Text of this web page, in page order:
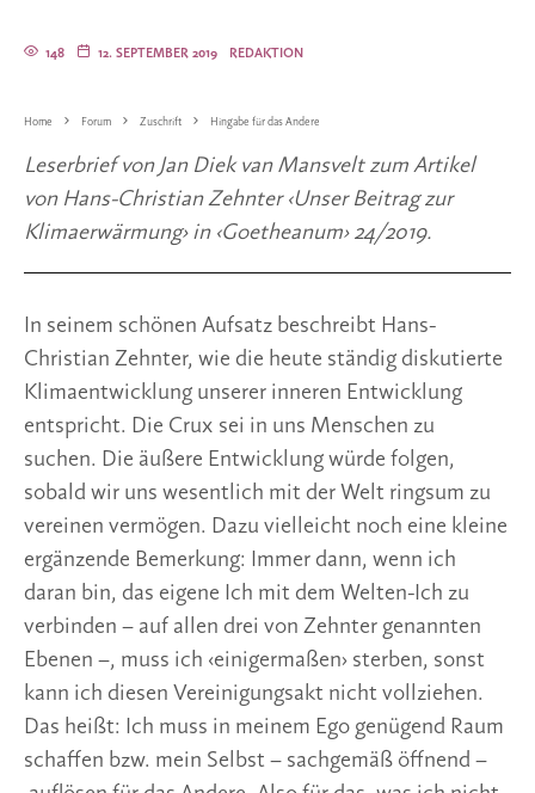
REDAKTION
12. SEPTEMBER 2019
148
Home Forum Zuschrift Hingabe für das Andere
Leserbrief von Jan Diek van Mansvelt zum Artikel
von Hans-Christian Zehnter ‹Unser Beitrag zur
Klimaerwärmung› in ‹Goetheanum› 24/2019.
In seinem schönen Aufsatz beschreibt Hans-
Christian Zehnter, wie die heute ständig diskutierte
Klimaentwicklung unserer inneren Entwicklung
entspricht. Die Crux sei in uns Menschen zu
suchen. Die äußere Entwicklung würde folgen,
sobald wir uns wesentlich mit der Welt ringsum zu
vereinen vermögen. Dazu vielleicht noch eine kleine
ergänzende Bemerkung: Immer dann, wenn ich
daran bin, das eigene Ich mit dem Welten-Ich zu
verbinden – auf allen drei von Zehnter genannten
Ebenen –, muss ich ‹einigermaßen› sterben, sonst
kann ich diesen Vereinigungsakt nicht vollziehen.
Das heißt: Ich muss in meinem Ego genügend Raum
schaffen bzw. mein Selbst – sachgemäß öffnend –